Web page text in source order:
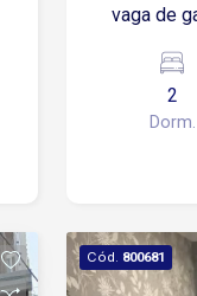
vaga de
Box no
completa,
2
Dorm.
Cód. 800681